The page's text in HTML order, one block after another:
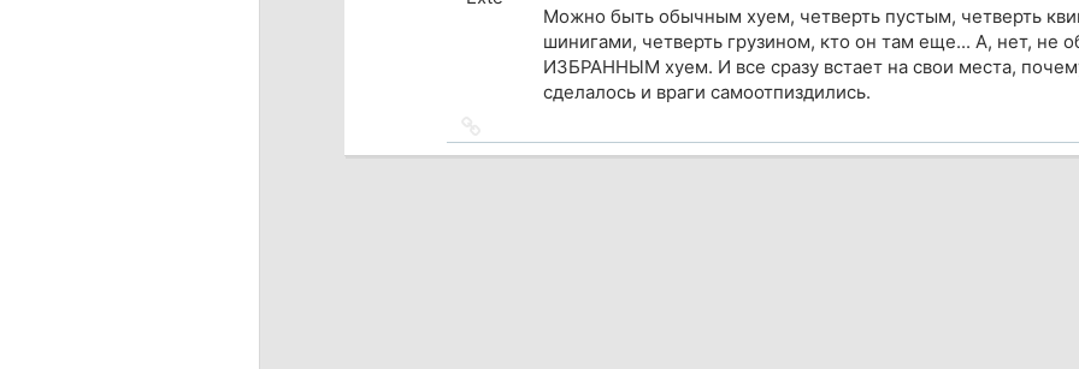
Можно быть обычным хуем, четверть пустым, четверть
шинигами, четверть грузином, кто он там еще... А, нет, не
ИЗБРАННЫМ хуем. И все сразу встает на свои места,
сделалось и враги самоотпиздились.
на